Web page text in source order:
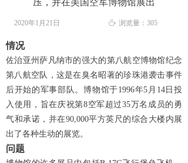
博客
关于酷捷
全球办事处
情况
佐治亚州萨凡纳市的强大的第八航空博物馆纪念
第八航空队，这是在臭名昭著的珍珠港袭击事件
后开始的军事部队。博物馆于1996年5月14日投
入使用，旨在庆祝第8空军超过35万名成员的勇
气和承诺，并在90,000平方英尺的综合大楼内展
出了各种生动的展览。
问题
2020年1月21日 ꄘ 浏览量： 305